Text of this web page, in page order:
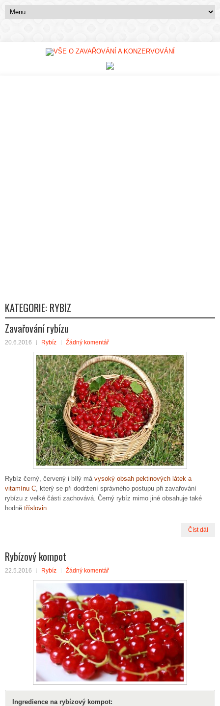
KATEGORIE: RYBÍZ
Zavařování rybízu
20.6.2016 Rybíz Žádný komentář
Rybíz černý, červený i bílý má vysoký obsah pektinových látek a
vitamínu C, který se při dodržení správného postupu při zavařování
rybízu z velké části zachovává. Černý rybíz mimo jiné obsahuje také
hodně tříslovin.
Číst dál
Rybízový kompot
22.5.2016 Rybíz Žádný komentář
Ingredience na rybízový kompot: